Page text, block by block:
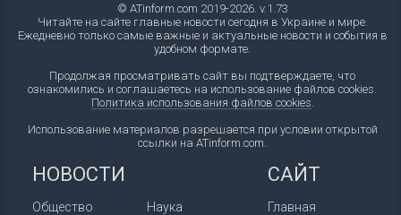
© ATinform.com 2019-2026. v.1.73
Читайте на сайте главные новости сегодня в Украине и мире.
Ежедневно только самые важные и актуальные новости и события в
удобном формате.
Продолжая просматривать сайт вы подтверждаете, что
ознакомились и соглашаетесь на использование файлов cookies.
Политика использования файлов cookies
Использование материалов разрешается при условии открытой
ссылки на ATinform.com.
НОВОСТИ
Общество
Наука
САЙТ
Главная